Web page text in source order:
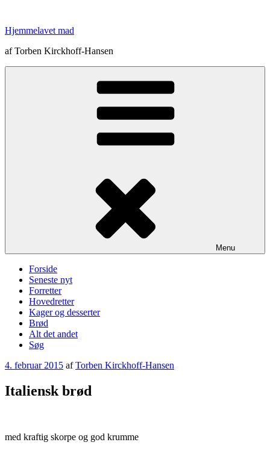
indhold
Hjemmelavet mad
af Torben Kirckhoff-Hansen
Menu
Forside
Seneste nyt
Forretter
Hovedretter
Kager og desserter
Brød
Alt det andet
Søg
Udgivet
4. februar 2015 afTorben Kirckhoff-Hansen
Italiensk brød
med kraftig skorpe og god krumme